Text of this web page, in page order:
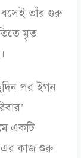
বসেই তাঁর গুরু
মৃত
পর ইগন
একটি
এর কাজ শুরু